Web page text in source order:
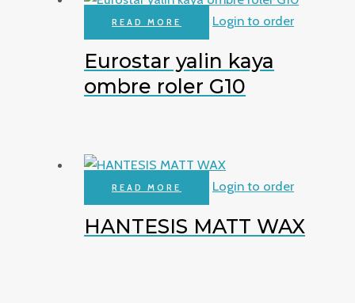
READ MORE Login to order
Eurostar yalin kaya
ombre roler G10
READ MORE Login to order
HANTESIS MATT WAX